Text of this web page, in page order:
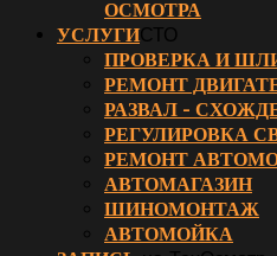
ОСМОТРА
УСЛУГИСТО
ПРОВЕРКА И
РЕМОНТ
РАЗВАЛ -
РЕГУЛИРОВКА
РЕМОНТ
АВТОМАГАЗИН
ШИНОМОНТАЖ
АВТОМОЙКА